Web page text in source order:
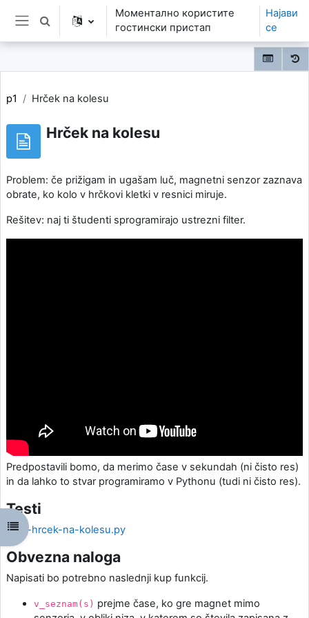
Оди до главна содржина
Страничен панел
Toggle search input
Моментално користите
гостински пристап
Најави
се
Open course index
p1 Hrček na kolesu
Hrček na kolesu
Problem: če prižigam in ugašam luč, magnetni senzor zaznava
obrate, ko kolo v hrčkovi kletki v resnici miruje.
Rešitev: naj ti študenti sprogramirajo ustrezni filter.
Predpostavili bomo, da merimo čase v sekundah (ni čisto res)
in da lahko to stvar programiramo v Pythonu (tudi ni čisto res).
Testi
testi-hrcek-na-kolesu.py
Obvezna naloga
Napisati bo potrebno naslednji kup funkcij.
v_seznam(s) prejme čase, ko gre magnet mimo